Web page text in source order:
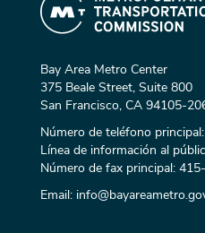
Bay Area Metro Center
375 Beale Street, Suite 800
San Francisco, CA 94105-
Número de teléfono principal:
Línea de información al
Número de fax principal:
Email: